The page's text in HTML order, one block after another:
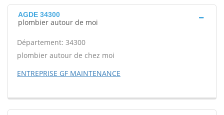
AGDE 34300
plombier autour de moi
Département: 34300
plombier autour de chez moi
ENTREPRISE GF MAINTENANCE